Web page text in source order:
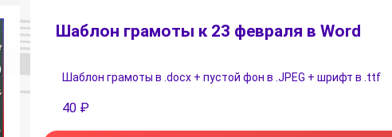
Шаблон грамоты к 23 февраля в Word
Шаблон грамоты в .docx + пустой фон в .JPEG + шрифт в .ttf
40 ₽